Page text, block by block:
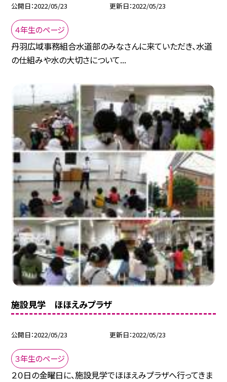
公開日 2022/05/23 更新日 2022/05/23
４年生のページ
丹羽広域事務組合水道部のみなさんに来ていただき、水道
の仕組みや水の大切さについて...
施設見学 ほほえみプラザ
公開日 2022/05/23 更新日 2022/05/23
３年生のページ
２０日の金曜日に、施設見学でほほえみプラザへ行ってきま